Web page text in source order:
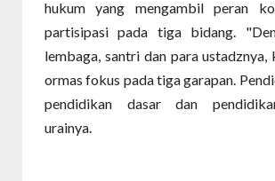
hukum yang mengambil peran
partisipasi pada tiga bidang.
lembaga, santri dan para ustadznya,
ormas fokus pada tiga garapan.
pendidikan dasar dan
urainya.